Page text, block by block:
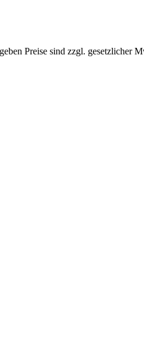
Preise sind zzgl. gesetzlicher